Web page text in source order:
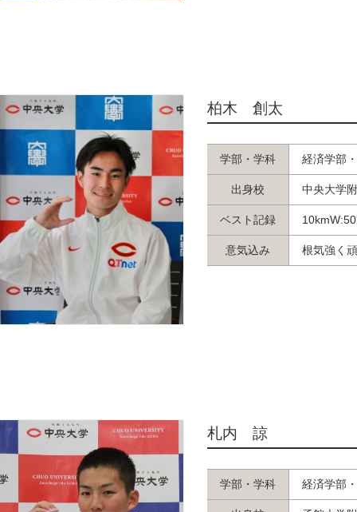
柏木 創太
学部・学科 経済学部
出身校 中央大学
ベスト記録
意気込み 根気強く
札内 諒
学部・学科 経済学部